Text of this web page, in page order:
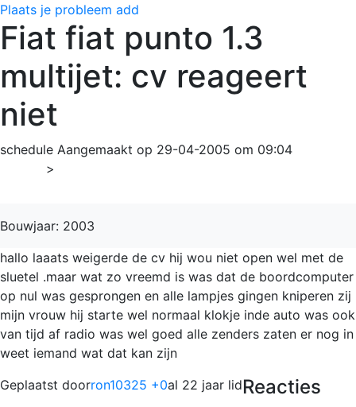
Plaats je probleem add
Fiat fiat punto 1.3
multijet: cv reageert
niet
schedule Aangemaakt op 29-04-2005 om 09:04
>
Bouwjaar: 2003
hallo laaats weigerde de cv hij wou niet open wel met de
sluetel .maar wat zo vreemd is was dat de boordcomputer
op nul was gesprongen en alle lampjes gingen kniperen zij
mijn vrouw hij starte wel normaal klokje inde auto was ook
van tijd af radio was wel goed alle zenders zaten er nog in
weet iemand wat dat kan zijn
Geplaatst doorron10325 +0al 22 jaar lidReacties